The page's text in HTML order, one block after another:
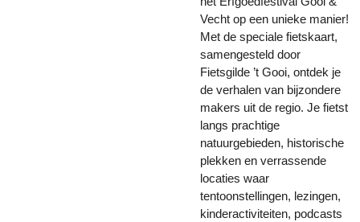
Vecht op een unieke manier!
Met de speciale fietskaart,
samengesteld door
Fietsgilde ’t Gooi, ontdek je
de verhalen van bijzondere
makers uit de regio. Je fietst
langs prachtige
natuurgebieden, historische
plekken en verrassende
locaties waar
tentoonstellingen, lezingen,
kinderactiviteiten, podcasts